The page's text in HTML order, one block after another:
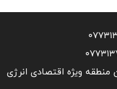
ویژه اقتصادی انرژی